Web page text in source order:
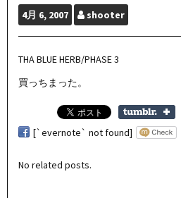
4月 6, 2007 shooter
THA BLUE HERB/PHASE 3
買っちまった。
[`evernote` not found]
No related posts.